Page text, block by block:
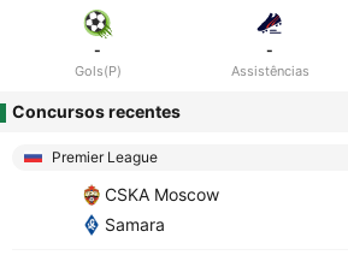
-
Gols(P)
-
Assistências
Concursos recentes
Premier League
CSKA Moscow
Samara